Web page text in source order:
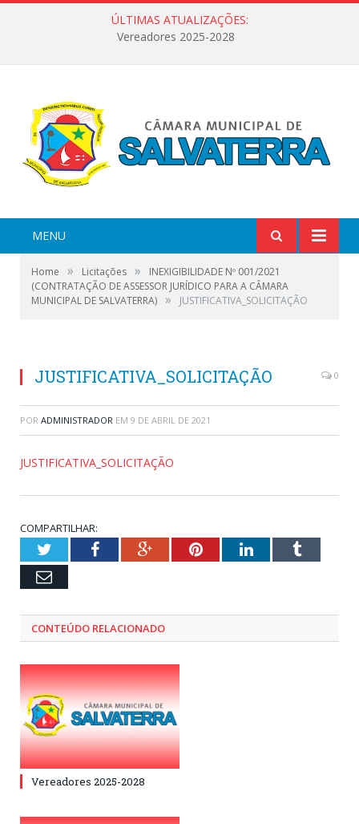
ÚLTIMAS ATUALIZAÇÕES:
Vereadores 2025-2028
MENU
Home » Licitações »
INEXIGIBILIDADE Nº 001/2021
(CONTRATAÇÃO DE ASSESSOR JURÍDICO PARA A CÂMARA
MUNICIPAL DE SALVATERRA) » JUSTIFICATIVA_SOLICITAÇÃO
JUSTIFICATIVA_SOLICITAÇÃO 0
POR ADMINISTRADOR EM 9 DE ABRIL DE 2021
JUSTIFICATIVA_SOLICITAÇÃO
COMPARTILHAR:
TwitterFacebookGoogle+PinterestLinkedInTumblr
Email
CONTEÚDO RELACIONADO
Vereadores 2025-2028